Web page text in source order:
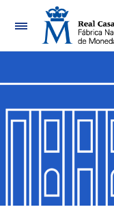
Mostrar/Ocultar
Mostrar/Ocultar
Mostrar/Ocultar